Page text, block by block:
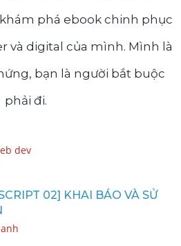
phá ebook chinh phục
và digital của mình. Mình là
bạn là người bắt buộc
phải đi.
dev
02] KHAI BÁO VÀ SỬ